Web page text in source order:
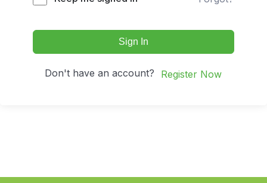
Sign In
Don't have an account? Register Now